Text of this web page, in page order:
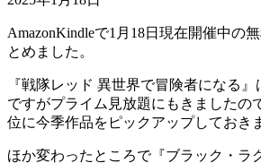
AmazonKindleで1月18日現在開催中の
とめました。
『戦隊レッド 異世界で冒険者になる
ですがプライム見放題にもきましたの
位に今季作品をピックアップしておき
ほか変わったところで『ブラック・ラ